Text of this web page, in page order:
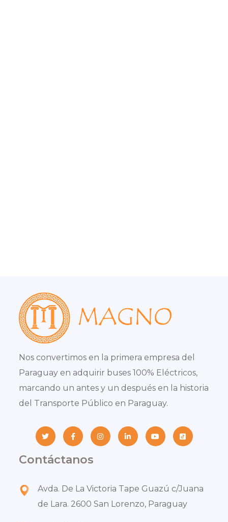
Nos convertimos en la primera empresa del
Paraguay en adquirir buses 100% Eléctricos,
marcando un antes y un después en la historia
del Transporte Público en Paraguay.
Contáctanos
Avda. De La Victoria Tape Guazú c/Juana
de Lara. 2600 San Lorenzo, Paraguay